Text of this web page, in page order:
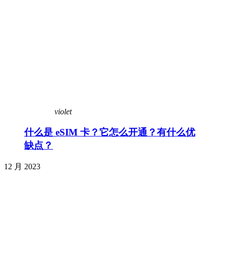
violet
什么是 eSIM 卡？它怎么开通？有什么优
缺点？
12 月 2023